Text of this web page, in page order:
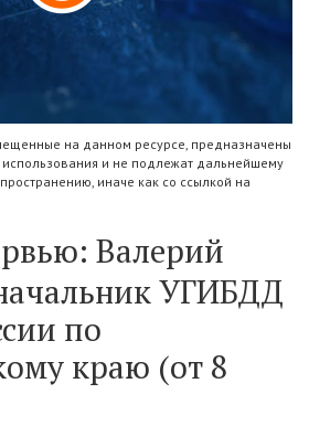
на данном ресурсе, предназначены
использования и не подлежат дальнейшему
иначе как со ссылкой на
Валерий
УГИБДД
по
краю (от 8